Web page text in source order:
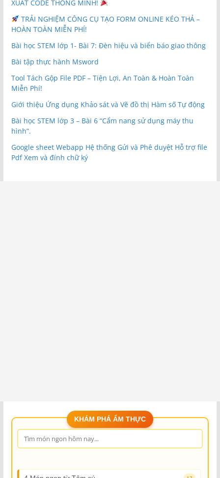
XUẤT CODE THÔNG MINH!
TRẢI NGHIỆM CÔNG CỤ TẠO FORM ONLINE KÉO THẢ –
HOÀN TOÀN MIỄN PHÍ!
Bài học STEM lớp 1- Bài 7: Đèn hiệu và biển báo giao thông
Bài tập thực hành Msword
Tool Tách Gộp File PDF – Tiện Lợi, An Toàn & Hoàn Toàn
Miễn Phí!
Giới thiệu Ứng dụng Khảo sát và Vẽ đồ thị Hàm số Tự động
Bài học STEM lớp 3 – Bài 6 “Cẩm nang sử dụng máy thu
hình”.
Google sheet Webapp Hệ thống Gửi và Phê duyệt Hỗ trợ file
Pdf Xem và đính chữ ký
KHÁM PHÁ ẨM THỰC